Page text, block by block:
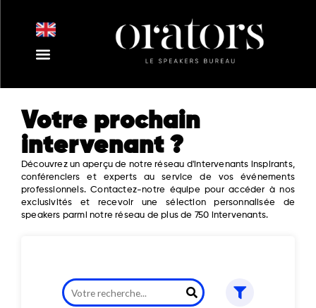
Votre prochain
intervenant ?
Découvrez un aperçu de notre réseau d'intervenants inspirants,
conférenciers et experts au service de vos événements
professionnels. Contactez-notre équipe pour accéder à nos
exclusivités et recevoir une sélection personnalisée de
speakers parmi notre réseau de plus de 750 intervenants.